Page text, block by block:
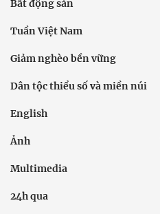
Bất động sản
Tuần Việt Nam
Giảm nghèo bền vững
Dân tộc thiểu số và miền núi
English
Ảnh
Multimedia
24h qua